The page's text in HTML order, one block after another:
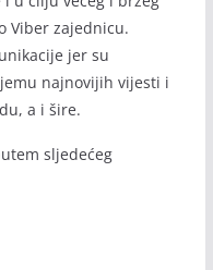
u cilju većeg i bržeg
jer su
najnovijih vijesti i